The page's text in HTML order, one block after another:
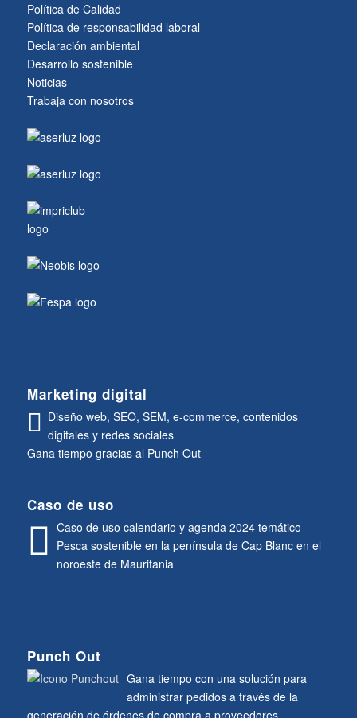
Política de Calidad
Política de responsabilidad laboral
Declaración ambiental
Desarrollo sostenible
Noticias
Trabaja con nosotros
Marketing digital
Diseño web, SEO, SEM, e-commerce, contenidos
digitales y redes sociales
Gana tiempo gracias al Punch Out
Caso de uso
Caso de uso calendario y agenda 2024 temático
Pesca sostenible en la península de Cap Blanc en el
noroeste de Mauritania
Punch Out
Gana tiempo con una solución para
administrar pedidos a través de la
generación de órdenes de compra a proveedores